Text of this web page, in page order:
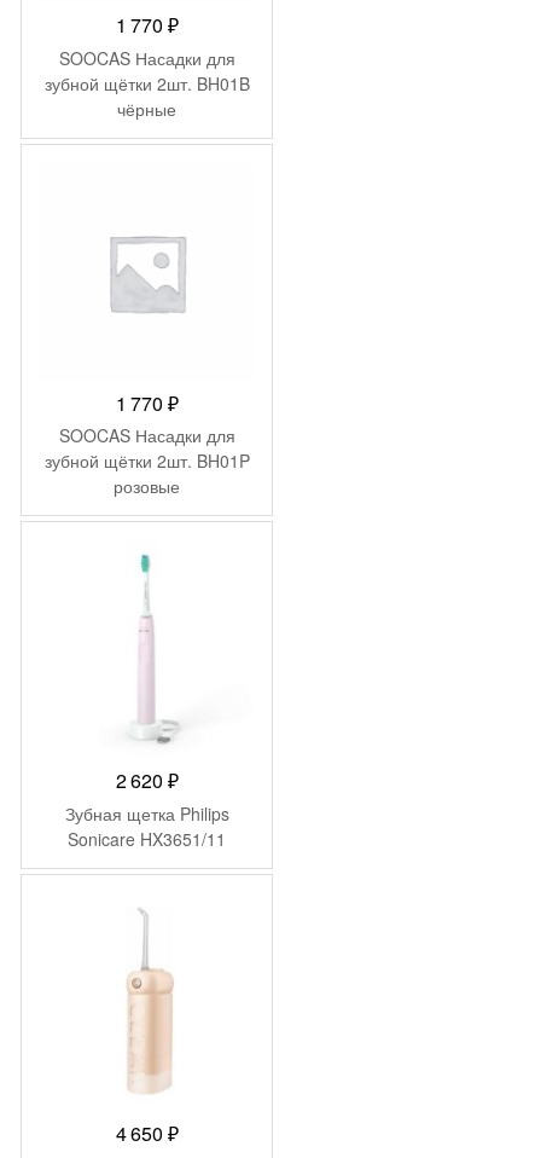
1 770 ₽
SOOCAS Насадки для
зубной щётки 2шт. BH01B
чёрные
1 770 ₽
SOOCAS Насадки для
зубной щётки 2шт. BH01P
розовые
2 620 ₽
Зубная щетка Philips
Sonicare HX3651/11
4 650 ₽